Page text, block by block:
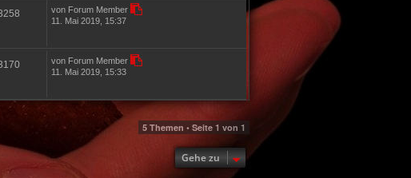
von Forum Member
11. Mai 2019, 15:37
von Forum Member
11. Mai 2019, 15:33
5 Themen • Seite1 von1
Gehe zu